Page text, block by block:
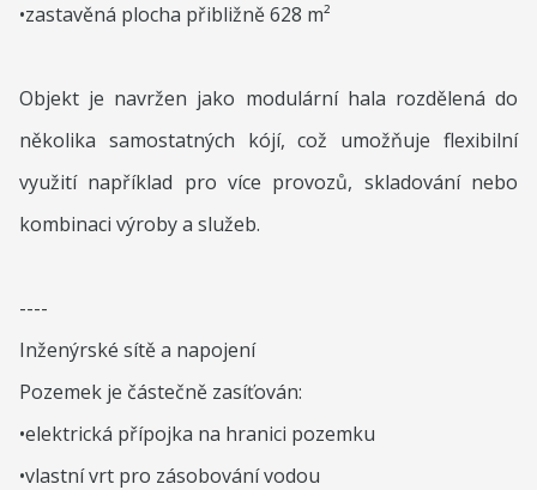
•zastavěná plocha přibližně 628 m²
Objekt je navržen jako modulární hala rozdělená do
několika samostatných kójí, což umožňuje flexibilní
využití například pro více provozů, skladování nebo
kombinaci výroby a služeb.
----
Inženýrské sítě a napojení
Pozemek je částečně zasíťován:
•elektrická přípojka na hranici pozemku
•vlastní vrt pro zásobování vodou